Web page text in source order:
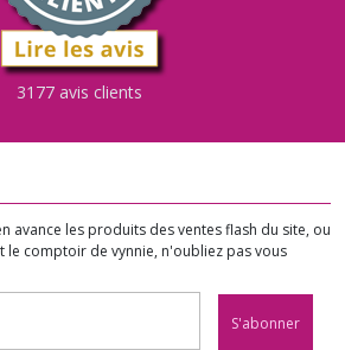
3177 avis clients
avance les produits des ventes flash du site, ou
le comptoir de vynnie, n'oubliez pas vous
S'abonner